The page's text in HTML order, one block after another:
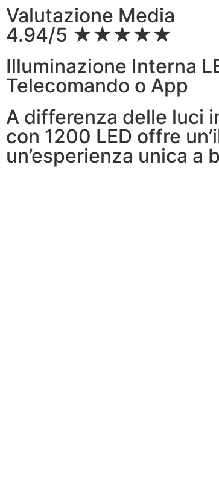
Valutazione Media
4.94/5 ★★★★★
Illuminazione Interna
Telecomando o App
A differenza delle luci
con 1200 LED offre
un’esperienza unica a